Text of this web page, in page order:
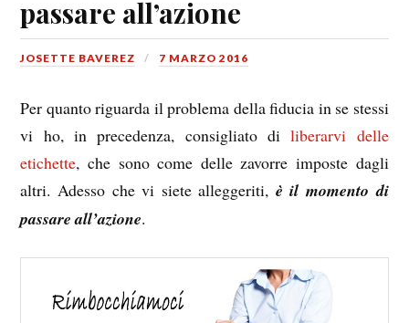
passare all’azione
JOSETTE BAVEREZ 7 MARZO 2016
Per quanto riguarda il problema della fiducia in se stessi
vi ho, in precedenza, consigliato diliberarvi delle
etichette, che sono come delle zavorre imposte dagli
altri. Adesso che vi siete alleggeriti, è il momento di
passare all’azione.